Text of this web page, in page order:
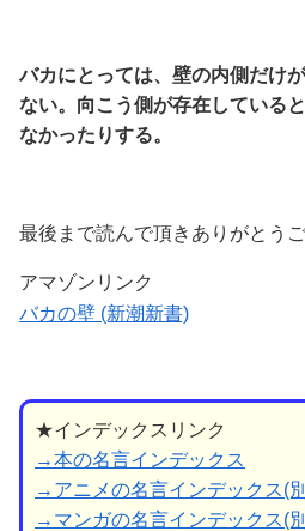
バカにとっては、壁の内側だけ
ない。向こう側が存在している
なかったりする。
最後まで読んで頂きありがとうご
アマゾンリンク
バカの壁 (新潮新書)
★インデックスリンク
→本の名言インデックス
→アニメの名言インデックス(
→マンガの名言インデックス(